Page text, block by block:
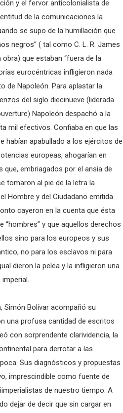
y el fervor anticolonialista de
de la comunicaciones la
se supo de la humillación que
negros” ( tal como C. L. R. James
que estaban “fuera de la
eurocéntricas infligieron nada
de Napoleón. Para aplastar la
del siglo diecinueve (liderada
Napoleón despachó a la
mil efectivos. Confiaba en que las
habían apabullado a los ejércitos de
europeas, ahogarían en
embriagados por el ansia de
tomaron al pie de la letra la
Hombre y del Ciudadano emitida
cayeron en la cuenta que ésta
“hombres” y que aquellos derechos
sino para los europeos y sus
no para los esclavos ni para
dieron la pelea y la infligieron una
Simón Bolívar acompañó su
una profusa cantidad de escritos
con sorprendente clarividencia, la
para derrotar a las
Sus diagnósticos y propuestas
imprescindible como fuente de
de nuestro tiempo. A
dejar de decir que sin cargar en